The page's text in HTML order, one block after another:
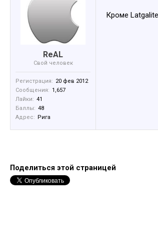
ReAL
Свой человек
Регистрация: 20 фев 2012
Сообщения: 1,657
Лайки: 41
Баллы: 48
Адрес: Рига
Кроме Latgalite
Поделиться этой страницей